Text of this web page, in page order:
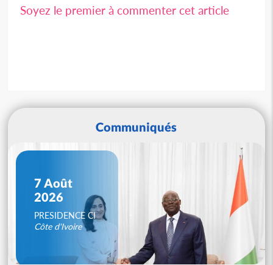
Soyez le premier à commenter cet article
Communiqués
7 Août
2026
PRESIDENCE CI
Côte d'Ivoire